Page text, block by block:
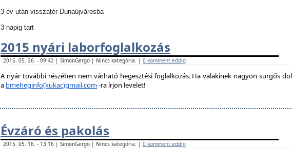
3 év után visszatér Dunaújvárosba
3 napig tart
2015 nyári laborfoglalkozás
2015. 05. 26. - 09:42 | SimonGergo | Nincs kategória. | 0 komment eddig
A nyár további részében nem várható hegesztési foglalkozás. Ha valakinek nagyon sürgős
a bmeheginfo(kukac)gmail.com-ra írjon levelet!
Évzáró és pakolás
2015. 05. 16. - 13:16 | SimonGergo | Nincs kategória. | 0 komment eddig